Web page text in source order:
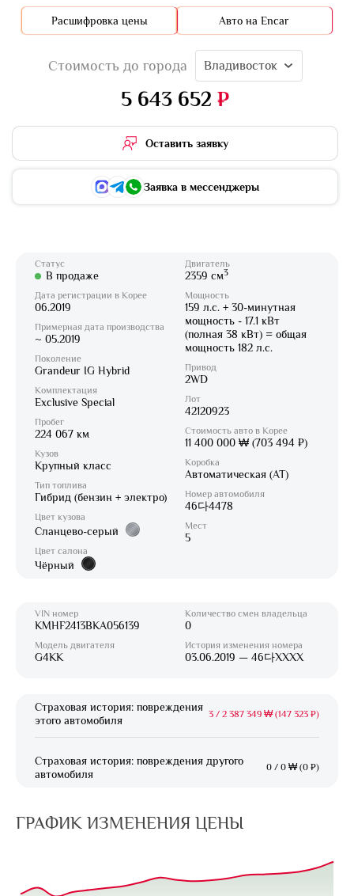
Стоимость до города Владивосток
5 643 652 ₽
Оставить заявку
Заявка в мессенджеры
Статус
В продаже
Дата регистрации в Корее
06.2019
Примерная дата производства
~ 05.2019
Поколение
Grandeur IG Hybrid
Комплектация
Exclusive Special
Пробег
224 067 км
Кузов
Крупный класс
Тип топлива
Гибрид (бензин + электро)
Цвет кузова
Сланцево-серый
Цвет салона
Чёрный
Двигатель
2359 см3
Мощность
159 л.с. + 30-минутная
мощность - 17.1 кВт
(полная 38 кВт) = общая
мощность 182 л.с.
Привод
2WD
Лот
42120923
Стоимость авто в Корее
11 400 000 ₩ (703 494 ₽)
Коробка
Автоматическая (AT)
Номер автомобиля
46다4478
Мест
5
VIN номер
KMHF2413BKA056139
Модель двигателя
G4KK
Количество смен владельца
0
История изменения номера
03.06.2019 — 46다XXXX
Страховая история: повреждения
этого автомобиля
3 / 2 387 349 ₩ (147 323 ₽)
Страховая история: повреждения другого
автомобиля
0 / 0 ₩ (0 ₽)
ГРАФИК ИЗМЕНЕНИЯ ЦЕНЫ
Расшифровка цены Авто на Encar